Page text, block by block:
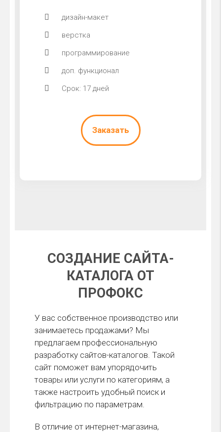
дизайн-макет
верстка
программирование
доп. функционал
Срок: 17 дней
Заказать
СОЗДАНИЕ САЙТА-
КАТАЛОГА ОТ
ПРОФОКС
У вас собственное производство или
занимаетесь продажами? Мы
предлагаем профессиональную
разработку сайтов-каталогов. Такой
сайт поможет вам упорядочить
товары или услуги по категориям, а
также настроить удобный поиск и
фильтрацию по параметрам.
В отличие от интернет-магазина,